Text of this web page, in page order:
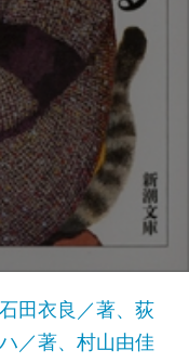
田衣良／著、荻
／著、村山由佳